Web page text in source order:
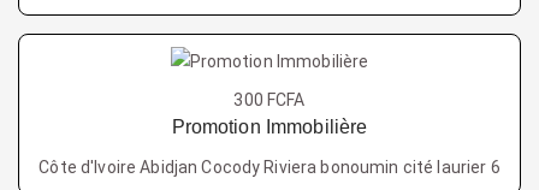
300 FCFA
Promotion Immobilière
Côte d'Ivoire Abidjan Cocody Riviera bonoumin cité laurier 6